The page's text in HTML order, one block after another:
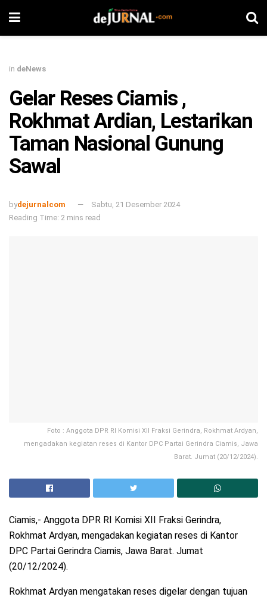
in deNews
Gelar Reses Ciamis ,
Rokhmat Ardian, Lestarikan
Taman Nasional Gunung
Sawal
bydejurnalcom
Sabtu, 21 Desember 2024
Reading Time: 2 mins read
Foto : Anggota DPR RI Komisi XII Fraksi Gerindra, Rokhmat Ardyan,
mengadakan kegiatan reses di Kantor DPC Partai Gerindra Ciamis, Jawa
Barat. Jumat (20/12/2024).
Ciamis,- Anggota DPR RI Komisi XII Fraksi Gerindra,
Rokhmat Ardyan, mengadakan kegiatan reses di Kantor
DPC Partai Gerindra Ciamis, Jawa Barat. Jumat
(20/12/2024).
Rokhmat Ardyan mengatakan reses digelar dengan tujuan